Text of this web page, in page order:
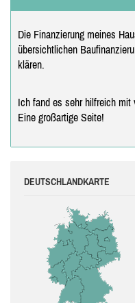
Die Finanzierung meines
übersichtlichen
klären.
Ich fand es sehr hilfreich mit
Eine großartige Seite!
DEUTSCHLANDKARTE